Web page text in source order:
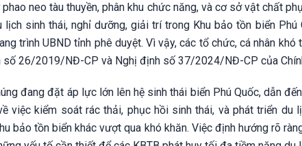
neo tàu thuyền, phân khu chức năng, và cơ sở vật chất
sinh thái, nghỉ dưỡng, giải trí trong Khu bảo tồn biển Phú
trình UBND tỉnh phê duyệt. Vì vậy, các tổ chức, cá nhân khó
26/2019/NĐ-CP và Nghị định số 37/2024/NĐ-CP của
đang đặt áp lực lớn lên hệ sinh thái biển Phú Quốc, dẫn
việc kiểm soát rác thải, phục hồi sinh thái, và phát triển du
bảo tồn biển khác vượt qua khó khăn. Việc định hướng rõ